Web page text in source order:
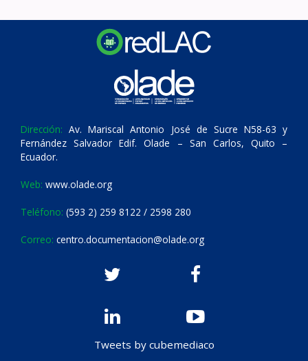
Dirección: Av. Mariscal Antonio José de Sucre N58-63 y
Fernández Salvador Edif. Olade – San Carlos, Quito –
Ecuador.
Web: www.olade.org
Teléfono: (593 2) 259 8122 / 2598 280
Correo: centro.documentacion@olade.org
Tweets by cubemediaco